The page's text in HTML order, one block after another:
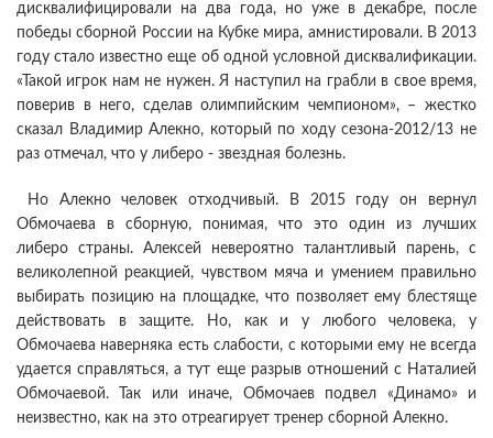
дисквалифицировали на два года, но уже в декабре, после
победы сборной России на Кубке мира, амнистировали. В 2013
году стало известно еще об одной условной дисквалификации.
«Такой игрок нам не нужен. Я наступил на грабли в свое время,
поверив в него, сделав олимпийским чемпионом», – жестко
сказал Владимир Алекно, который по ходу сезона-2012/13 не
раз отмечал, что у либеро - звездная болезнь.
Но Алекно человек отходчивый. В 2015 году он вернул
Обмочаева в сборную, понимая, что это один из лучших
либеро страны. Алексей невероятно талантливый парень, с
великолепной реакцией, чувством мяча и умением правильно
выбирать позицию на площадке, что позволяет ему блестяще
действовать в защите. Но, как и у любого человека, у
Обмочаева наверняка есть слабости, с которыми ему не всегда
удается справляться, а тут еще разрыв отношений с Наталией
Обмочаевой. Так или иначе, Обмочаев подвел «Динамо» и
неизвестно, как на это отреагирует тренер сборной Алекно.